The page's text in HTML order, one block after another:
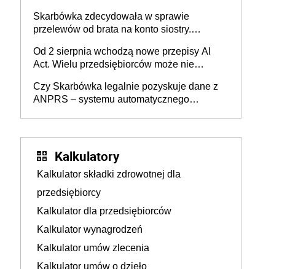
Skarbówka zdecydowała w sprawie
przelewów od brata na konto siostry.
darowizna, ale podatku jednak nie będzie
Od 2 sierpnia wchodzą nowe przepisy AI
Act. Wielu przedsiębiorców może nie
Czy Skarbówka legalnie pozyskuje dane z
ANPRS – systemu automatycznego
Kalkulatory
Kalkulator składki zdrowotnej dla
przedsiębiorcy
Kalkulator dla przedsiębiorców
Kalkulator wynagrodzeń
Kalkulator umów zlecenia
Kalkulator umów o dzieło